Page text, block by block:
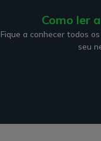
Como ler
Fique a conhecer todos
seu